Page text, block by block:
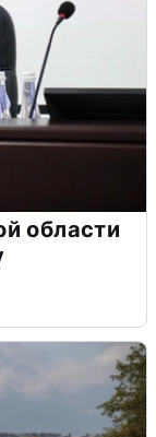
области